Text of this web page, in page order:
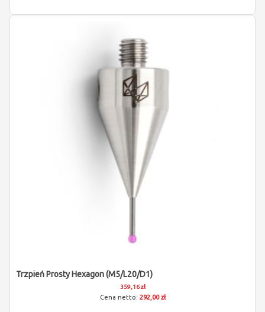
Trzpień Prosty Hexagon (M5/L20/D1)
359,16 zł
292,00 zł